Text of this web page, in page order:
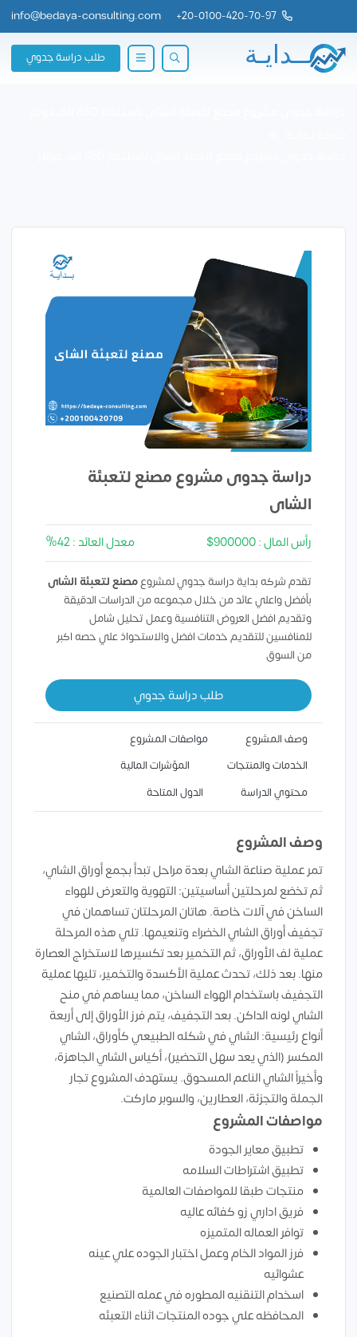
20-0100-420-70-97
+
info@bedaya-consulting.com
طلب دراسة جدوي
دراسة جدوى مشروع مصنع لتعبئة
الشاى
رأس المال : 900000$ معدل العائد : 42%
تقدم شركه بداية دراسة جدوي لمشروعمصنع لتعبئة الشاى
بأفضل واعلي عائد من خلال مجموعه من الدراسات الدقيقة
وتقديم افضل العروض التنافسية وعمل تحليل شامل
للمنافسين للتقديم خدمات افضل والاستحواذ علي حصه اكبر
من السوق
طلب دراسة جدوي
وصف المشروع
مواصفات المشروع
الخدمات والمنتجات
المؤشرات المالية
محتوي الدراسة
الدول المتاحة
وصف المشروع
تمر عملية صناعة الشاي بعدة مراحل تبدأ بجمع أوراق الشاي،
ثم تخضع لمرحلتين أساسيتين: التهوية والتعرض للهواء
الساخن في آلات خاصة. هاتان المرحلتان تساهمان في
تجفيف أوراق الشاي الخضراء وتنعيمها. تلي هذه المرحلة
عملية لف الأوراق، ثم التخمير بعد تكسيرها لاستخراج العصارة
منها. بعد ذلك، تحدث عملية الأكسدة والتخمير، تليها عملية
التجفيف باستخدام الهواء الساخن، مما يساهم في منح
الشاي لونه الداكن. بعد التجفيف، يتم فرز الأوراق إلى أربعة
أنواع رئيسية: الشاي في شكله الطبيعي كأوراق، الشاي
المكسر (الذي يعد سهل التحضير)، أكياس الشاي الجاهزة،
وأخيراً الشاي الناعم المسحوق. يستهدف المشروع تجار
الجملة والتجزئة، العطارين، والسوبر ماركت.
مواصفات المشروع
تطبيق معاير الجودة
تطبيق اشتراطات السلامه
منتجات طبقا للمواصفات العالمية
فريق اداري زو كفائه عاليه
توافر العماله المتميزه
فرز المواد الخام وعمل اختبار الجوده علي عينه
عشوائيه
اسخدام التنقنيه المطوره في عمله التصنيع
المحافظه علي جوده المنتجات اثناء التعبئه